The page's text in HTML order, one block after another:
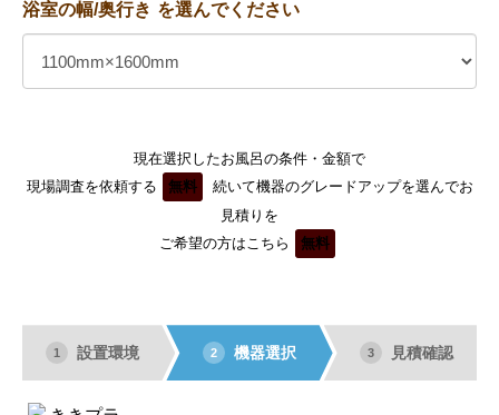
浴室の幅/奥行き を選んでください
現在選択したお風呂の条件・金額で
現場調査を依頼する
無料
続いて機器のグレードアップを選んでお
見積りを
ご希望の方はこちら
無料
1 設置環境 2 機器選択 3 見積確認